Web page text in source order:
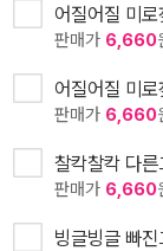
어질어질 미
판매가 6,660
어질어질 미
판매가 6,660
찰칵찰칵 다
판매가 6,660
빙글빙글 빠